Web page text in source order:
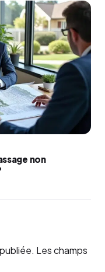
non
Les champs